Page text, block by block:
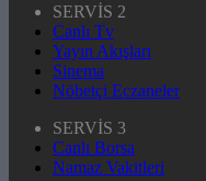
SERVİS 2
Canlı Tv
Yayın Akışları
Sinema
Nöbetçi Eczaneler
SERVİS 3
Canlı Borsa
Namaz Vakitleri